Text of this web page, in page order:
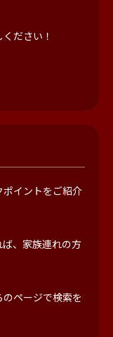
ださい！
イントをご紹介
、家族連れの方
ページで検索を